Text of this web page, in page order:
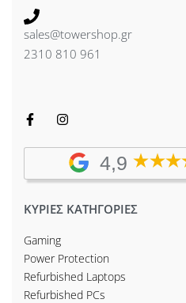
sales@towershop.gr
2310 810 961
4,9
ΚΥΡΙΕΣ ΚΑΤΗΓΟΡΙΕΣ
Gaming
Power Protection
Refurbished Laptops
Refurbished PCs